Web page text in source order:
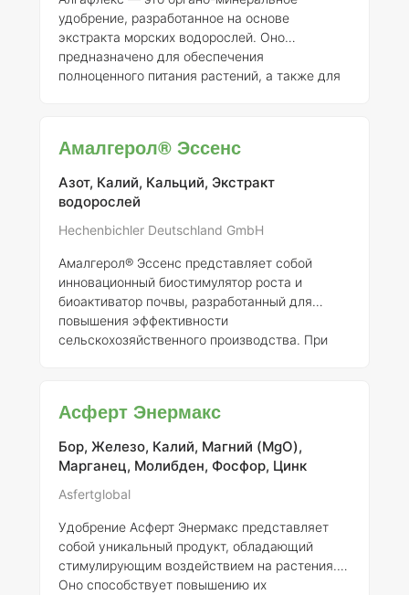
подкормка позволяет растениям лучше
усваиват
удобрение, разработанное на основе
экстракта морских водорослей. Оно
предназначено для обеспечения
полноценного питания растений, а также для
способствует более раннему и равномерному
различных сельскохозяйственных культур,
включая как продовольственные, так и
цветочно-декоративные растения. Оно
защищенном грунте, что делает его
Амалгерол® Эссенс
Азот, Калий, Кальций, Экстракт
водорослей
Hechenbichler Deutschland GmbH
Амалгерол® Эссенс представляет собой
инновационный биостимулятор роста и
биоактиватор почвы, разработанный для
повышения эффективности
сельскохозяйственного производства. При
фитотоксичность химических веществ,
приводит к активному развитию корневой
системы растений, что является особенно
важным при выращивании культур, таких как
инокулянтами на основе ри
Асферт Энермакс
Бор, Железо, Калий, Магний (MgO),
Марганец, Молибден, Фосфор, Цинк
Asfertglobal
Удобрение Асферт Энермакс представляет
собой уникальный продукт, обладающий
стимулирующим воздействием на растения.
Оно способствует повышению их